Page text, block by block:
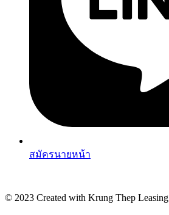
สมัครนายหน้า
© 2023 Created with Krung Thep Leasing